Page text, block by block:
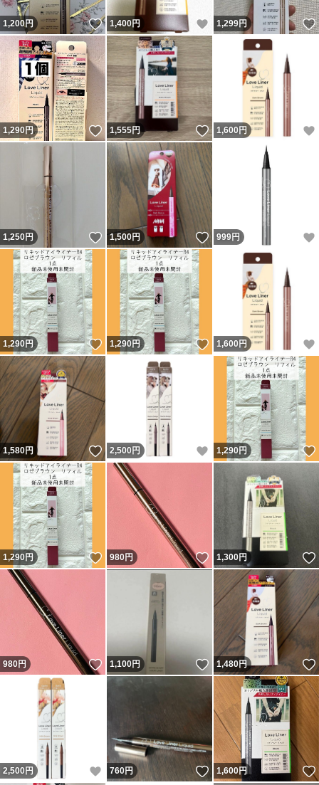
1,200円 いいね！
1,400円 いいね！
1,299円
1,290円 いいね！
1,555円 いいね！
1,600 円
1,250円 いいね！
1,500円 いいね！
999円
1,290円 いいね！
1,290円 いいね！
1,600 円
1,580円 いいね！
2,500 円 いいね！
1,290円
1,290円 いいね！
980円 いいね！
1,300円
980円 いいね！
1,100円 いいね！
1,480円
2,500 円 いいね！
760円 いいね！
1,600円